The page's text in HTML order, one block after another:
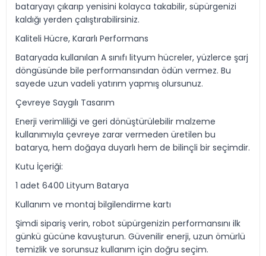
bataryayı çıkarıp yenisini kolayca takabilir, süpürgenizi
kaldığı yerden çalıştırabilirsiniz.
Kaliteli Hücre, Kararlı Performans
Bataryada kullanılan A sınıfı lityum hücreler, yüzlerce şarj
döngüsünde bile performansından ödün vermez. Bu
sayede uzun vadeli yatırım yapmış olursunuz.
Çevreye Saygılı Tasarım
Enerji verimliliği ve geri dönüştürülebilir malzeme
kullanımıyla çevreye zarar vermeden üretilen bu
batarya, hem doğaya duyarlı hem de bilinçli bir seçimdir.
Kutu İçeriği:
1 adet 6400 Lityum Batarya
Kullanım ve montaj bilgilendirme kartı
Şimdi sipariş verin, robot süpürgenizin performansını ilk
günkü gücüne kavuşturun. Güvenilir enerji, uzun ömürlü
temizlik ve sorunsuz kullanım için doğru seçim.